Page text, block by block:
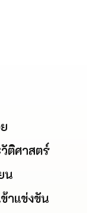
ติศาสตร์
น
าแข่งขัน